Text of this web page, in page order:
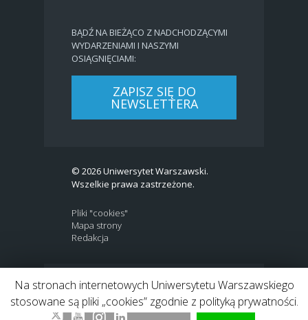
BĄDŹ NA BIEŻĄCO Z NADCHODZĄCYMI
WYDARZENIAMI I NASZYMI
OSIĄGNIĘCIAMI:
ZAPISZ SIĘ DO
NEWSLETTERA
© 2026 Uniwersytet Warszawski.
Wszelkie prawa zastrzeżone.
Pliki "cookies"
Mapa strony
Redakcja
BIP | EN
Link do profilu Facebook
Link to Twitter profile
Link do kanału Youtube
Link do profilu Instagram
Link do profilu LinkedIn
Na stronach internetowych Uniwersytetu Warszawskiego
stosowane są pliki „cookies” zgodnie z polityką prywatności.